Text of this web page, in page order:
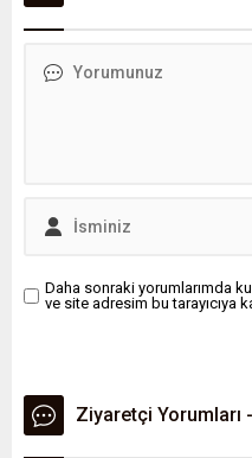
Daha sonraki yorumlarımda
ve site adresim bu tarayıcıya
Ziyaretçi Yorumları